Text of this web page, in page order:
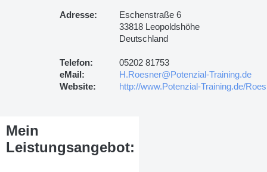
Adresse:
Telefon:
eMail:
Website:
Eschenstraße 6
33818 Leopoldshöhe
Deutschland
05202 81753
H.Roesner@Potenzial-Training.de
http://www.Potenzial-Training.de/
Mein
Leistungsangebot: